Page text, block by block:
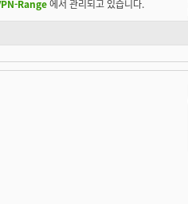
Range에서 관리되고 있습니다.